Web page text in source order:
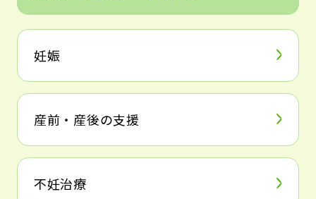
妊娠
産前・産後の支援
不妊治療